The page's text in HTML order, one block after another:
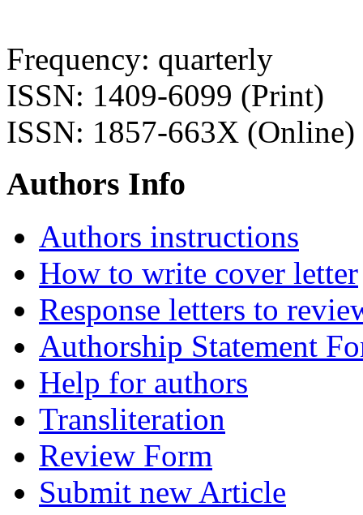
Frequency: quarterly
ISSN: 1409-6099 (Print)
ISSN: 1857-663X (Online)
Authors Info
Authors instructions
How to write cover letter
Response letters to
Authorship Statement
Help for authors
Transliteration
Review Form
Submit new Article